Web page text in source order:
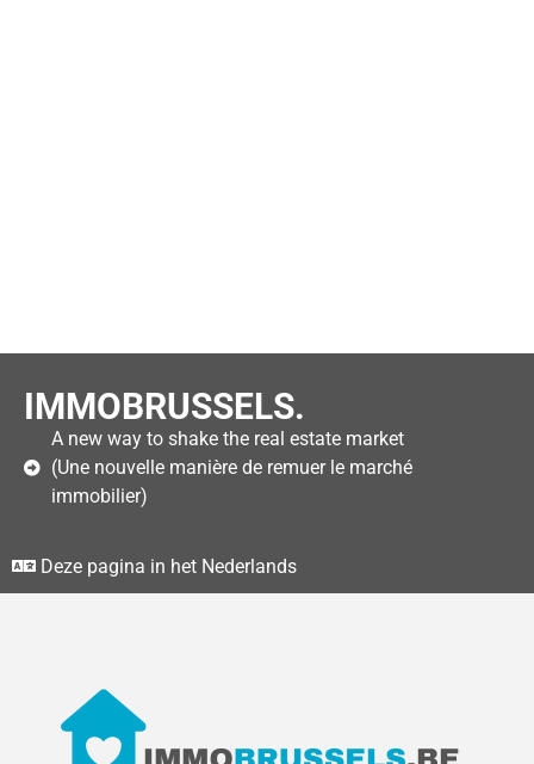
IMMOBRUSSELS.
A new way to shake the real estate market
(Une nouvelle manière de remuer le marché
immobilier)
Deze pagina in het Nederlands